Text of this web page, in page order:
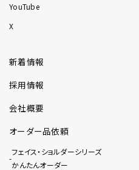
YouTube
X
新着情報
採用情報
会社概要
オーダー品依頼
フェイス・ショルダーシリーズ
かんたんオーダー